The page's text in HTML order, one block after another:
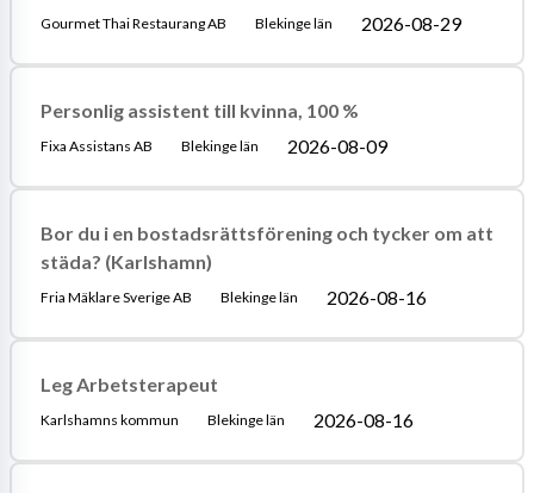
Gourmet Thai Restaurang AB Blekinge län 2026-08-29
Personlig assistent till kvinna, 100 %
Fixa Assistans AB Blekinge län 2026-08-09
Bor du i en bostadsrättsförening och tycker om att
städa? (Karlshamn)
Fria Mäklare Sverige AB Blekinge län 2026-08-16
Leg Arbetsterapeut
Karlshamns kommun Blekinge län 2026-08-16